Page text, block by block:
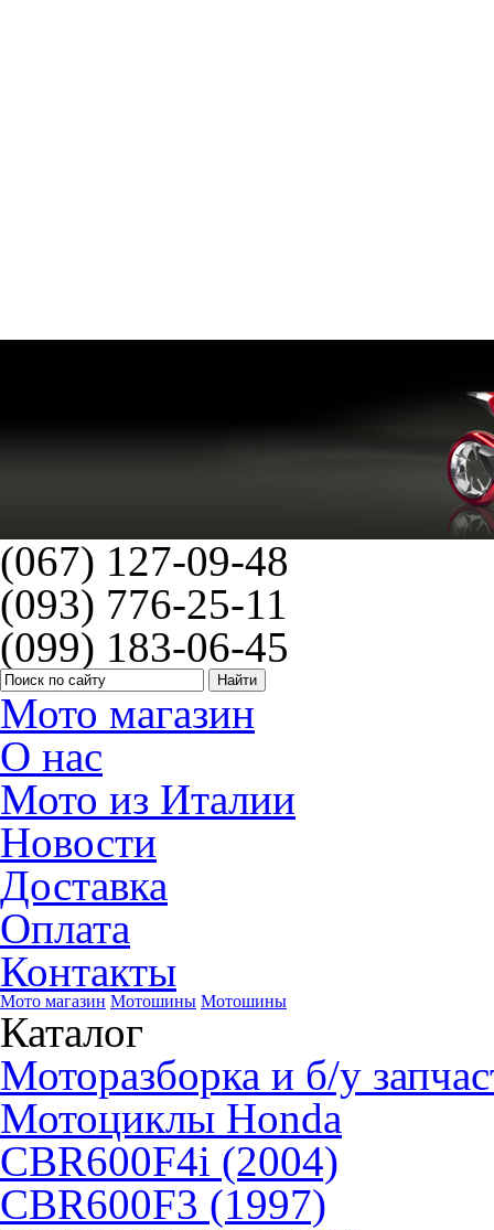
(067) 127-09-48
(093) 776-25-11
(099) 183-06-45
Мото магазин
О нас
Мото из Италии
Новости
Доставка
Оплата
Контакты
Мото магазин Мотошины Мотошины
Каталог
Моторазборка и б/у
Мотоциклы Honda
CBR600F4i (2004)
CBR600F3 (1997)